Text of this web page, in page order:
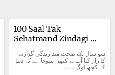
100 Saal Tak
Sehatmand Zindagi
Guzarne Ka Raaz
کے کچھ لوگ نہ...